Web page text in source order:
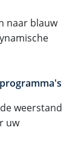
naar blauw
weerstand
uw